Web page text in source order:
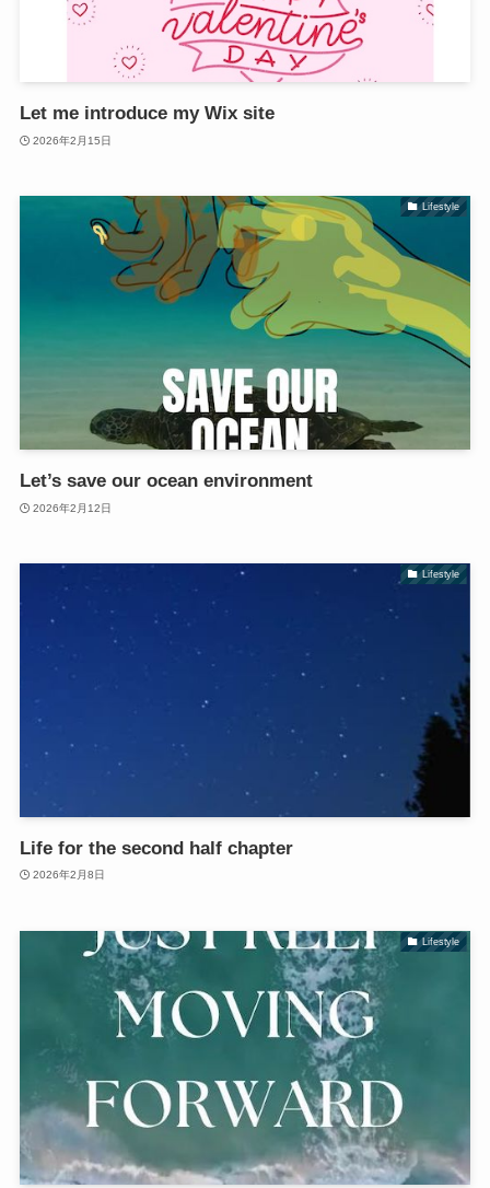
Let me introduce my Wix site
2026年2月15日
Lifestyle
Let’s save our ocean environment
2026年2月12日
Lifestyle
Life for the second half chapter
2026年2月8日
Lifestyle